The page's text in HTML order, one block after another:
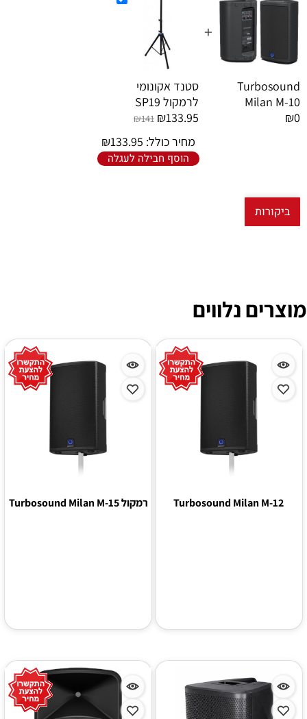
Turbosound
Milan M-10
₪0
+
סטנד אקונומי
לרמקול SP19
₪141 ₪133.95
מחיר כולל:
₪133.95
הוסף חבילה לעגלה
ביקורות
מוצרים נלווים
Turbosound Milan M-12 רמקול Turbosound Milan M-15